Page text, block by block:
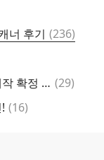
너 후기 댓
글
(236)
드라마 ＜사내맞선＞ 감독판 블루레이 제작 확정 및 1차 선입금 기한 연장! 댓
(29)
댓
(16)